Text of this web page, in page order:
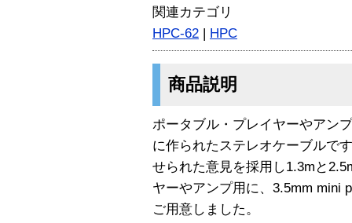
関連カテゴリ
HPC-62 | HPC
商品説明
ポータブル・プレイヤーやアン
に作られたステレオケーブルで
せられた意見を採用し1.3mと
ヤーやアンプ用に、3.5mm mini
ご用意しました。